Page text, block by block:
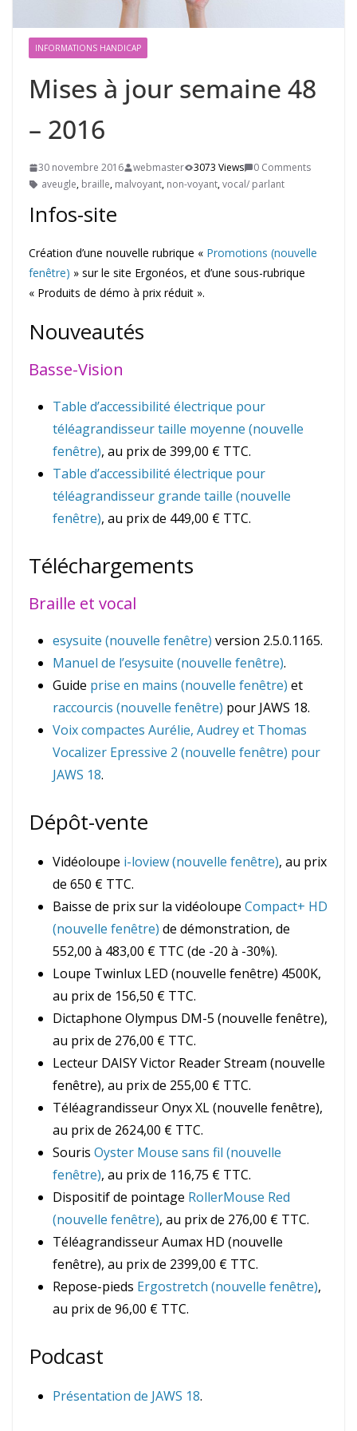
INFORMATIONS HANDICAP
Mises à jour semaine 48
– 2016
30 novembre 2016 webmaster 3073 Views
0 Comments
aveugle, braille, malvoyant, non-voyant,vocal/ parlant
Infos-site
Création d’une nouvelle rubrique « Promotions (nouvelle
fenêtre) » sur le site Ergonéos, et d’une sous-rubrique
« Produits de démo à prix réduit ».
Nouveautés
Basse-Vision
Table d’accessibilité électrique pour
téléagrandisseur taille moyenne (nouvelle
fenêtre), au prix de 399,00 € TTC.
Table d’accessibilité électrique pour
téléagrandisseur grande taille (nouvelle
fenêtre), au prix de 449,00 € TTC.
Téléchargements
Braille et vocal
esysuite (nouvelle fenêtre) version 2.5.0.1165.
Manuel de l’esysuite (nouvelle fenêtre).
Guide prise en mains (nouvelle fenêtre) et
raccourcis (nouvelle fenêtre) pour JAWS 18.
Voix compactes Aurélie, Audrey et Thomas
Vocalizer Epressive 2 (nouvelle fenêtre) pour
JAWS 18.
Dépôt-vente
Vidéoloupe i-loview (nouvelle fenêtre), au prix
de 650 € TTC.
Baisse de prix sur la vidéoloupe Compact+ HD
(nouvelle fenêtre) de démonstration, de
552,00 à 483,00 € TTC (de -20 à -30%).
Loupe Twinlux LED (nouvelle fenêtre) 4500K,
au prix de 156,50 € TTC.
Dictaphone Olympus DM-5 (nouvelle fenêtre),
au prix de 276,00 € TTC.
Lecteur DAISY Victor Reader Stream (nouvelle
fenêtre), au prix de 255,00 € TTC.
Téléagrandisseur Onyx XL (nouvelle fenêtre),
au prix de 2624,00 € TTC.
Souris Oyster Mouse sans fil (nouvelle
fenêtre), au prix de 116,75 € TTC.
Dispositif de pointage RollerMouse Red
(nouvelle fenêtre), au prix de 276,00 € TTC.
Téléagrandisseur Aumax HD (nouvelle
fenêtre), au prix de 2399,00 € TTC.
Repose-pieds Ergostretch (nouvelle fenêtre),
au prix de 96,00 € TTC.
Podcast
Présentation de JAWS 18.